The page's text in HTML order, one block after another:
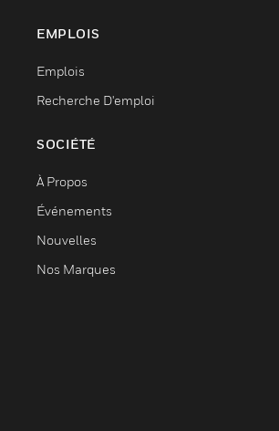
EMPLOIS
Emplois
Recherche D'emploi
SOCIÉTÉ
À Propos
Événements
Nouvelles
Nos Marques